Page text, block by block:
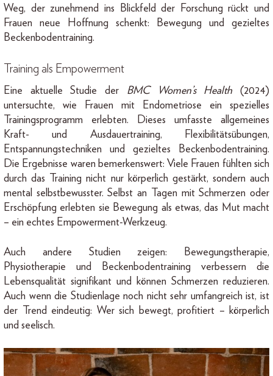
Weg, der zunehmend ins Blickfeld der Forschung rückt und
Frauen neue Hoffnung schenkt: Bewegung und gezieltes
Beckenbodentraining.
Training als Empowerment
Eine aktuelle Studie der BMC Women’s Health (2024)
untersuchte, wie Frauen mit Endometriose ein spezielles
Trainingsprogramm erlebten. Dieses umfasste allgemeines
Kraft- und Ausdauertraining, Flexibilitätsübungen,
Entspannungstechniken und gezieltes Beckenbodentraining.
Die Ergebnisse waren bemerkenswert: Viele Frauen fühlten sich
durch das Training nicht nur körperlich gestärkt, sondern auch
mental selbstbewusster. Selbst an Tagen mit Schmerzen oder
Erschöpfung erlebten sie Bewegung als etwas, das Mut macht
– ein echtes Empowerment-Werkzeug.
Auch andere Studien zeigen: Bewegungstherapie,
Physiotherapie und Beckenbodentraining verbessern die
Lebensqualität signifikant und können Schmerzen reduzieren.
Auch wenn die Studienlage noch nicht sehr umfangreich ist, ist
der Trend eindeutig: Wer sich bewegt, profitiert – körperlich
und seelisch.